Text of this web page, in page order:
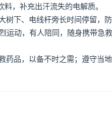
，补充出汗流失的电解质。
下、电线杆旁长时间停留，
运动，有人陪同，随身携带急
品，以备不时之需；遵守当